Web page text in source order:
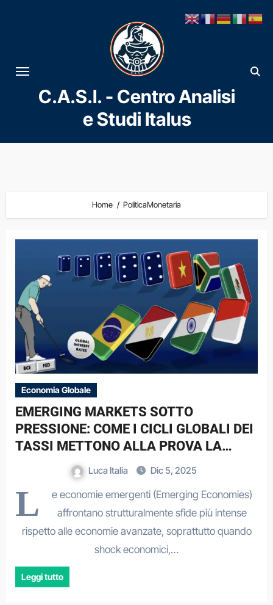
al
contenuto
C.A.S.I. - Centro Analisi
e Studi Italus
Home PoliticaMonetaria
Economia Globale
EMERGING MARKETS SOTTO
PRESSIONE: COME I CICLI GLOBALI DEI
TASSI METTONO ALLA PROVA LA
LORO RESILIENZA
Luca Italia Dic 5, 2025
L
e economie emergenti (Emerging Economies)
affrontano strutturalmente sfide più intense
rispetto alle economie avanzate, soprattutto quando
shock economici,…
Leggi tutto